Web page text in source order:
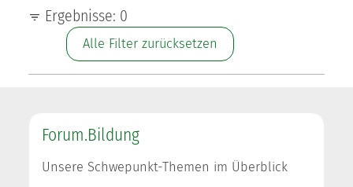
Ergebnisse: 0
Alle Filter zurücksetzen
Forum.Bildung
Unsere Schwepunkt-Themen im Überblick